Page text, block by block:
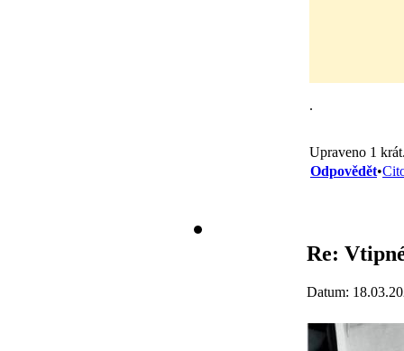
.
Upraveno 1
Odpovědět•
Re:
Datum: